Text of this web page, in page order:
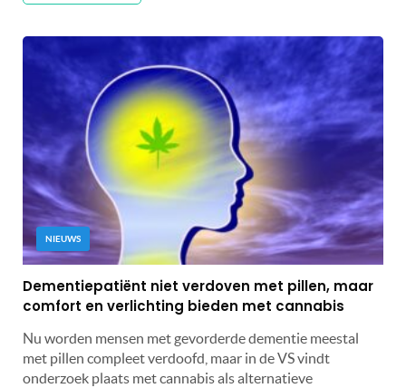
NIEUWS
Dementiepatiënt niet verdoven met pillen, maar
comfort en verlichting bieden met cannabis
Nu worden mensen met gevorderde dementie meestal
met pillen compleet verdoofd, maar in de VS vindt
onderzoek plaats met cannabis als alternatieve